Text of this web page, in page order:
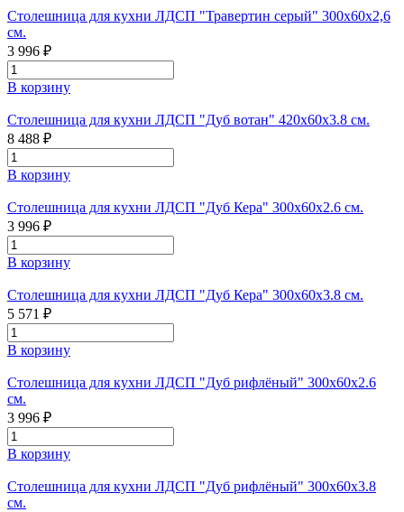
Столешница для кухни ЛДСП "Травертин серый" 300x60x2,6
см.
3 996 ₽
В корзину
Столешница для кухни ЛДСП "Дуб вотан" 420x60x3.8 см.
8 488 ₽
В корзину
Столешница для кухни ЛДСП "Дуб Кера" 300х60х2.6 см.
3 996 ₽
В корзину
Столешница для кухни ЛДСП "Дуб Кера" 300х60х3.8 см.
5 571 ₽
В корзину
Столешница для кухни ЛДСП "Дуб рифлёный" 300х60х2.6
см.
3 996 ₽
В корзину
Столешница для кухни ЛДСП "Дуб рифлёный" 300х60х3.8
см.